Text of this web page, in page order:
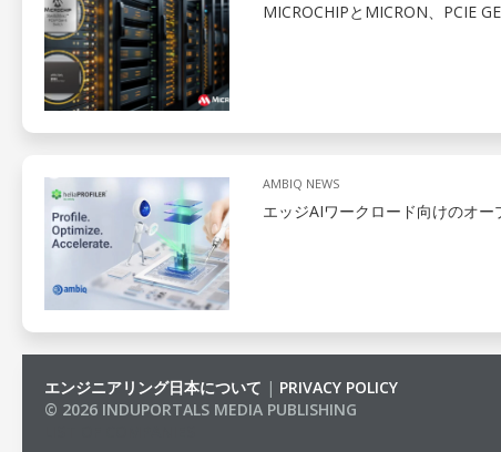
MICROCHIPとMICRON、PCIE
AMBIQ NEWS
エッジAIワークロード向けのオ
エンジニアリング日本について | PRIVACY POLICY
© 2026 INDUPORTALS MEDIA PUBLISHING